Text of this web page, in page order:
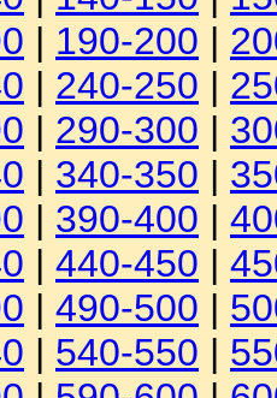
| 190-200 |
| 240-250 |
| 290-300 |
| 340-350 |
| 390-400 |
| 440-450 |
| 490-500 |
| 540-550 |